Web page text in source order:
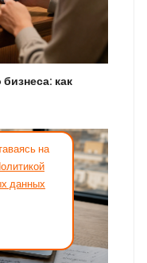
как
на
данных